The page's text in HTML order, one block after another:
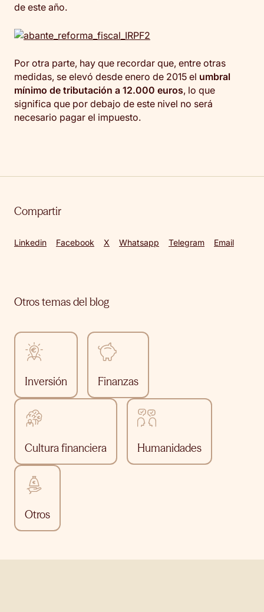
de este año.
Por otra parte, hay que recordar que, entre otras
medidas, se elevó desde enero de 2015 el umbral
mínimo de tributación a 12.000 euros, lo que
significa que por debajo de este nivel no será
necesario pagar el impuesto.
Compartir
Linkedin Facebook X Whatsapp Telegram Email
Otros temas del blog
Inversión Finanzas
Cultura financiera Humanidades
Otros